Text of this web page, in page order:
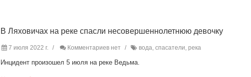
В Ляховичах на реке спасли несовершеннолетнюю девочку
7 июля 2022 г. Комментариев нет вода, спасатели, река
Инцидент произошел 5 июля на реке Ведьма.